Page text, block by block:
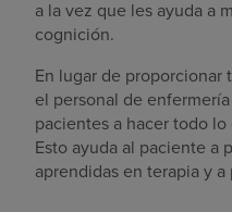
a la vez que les ayuda a
cognición.
En lugar de proporcionar
el personal de
pacientes a hacer todo
Esto ayuda al paciente a
aprendidas en terapia y a